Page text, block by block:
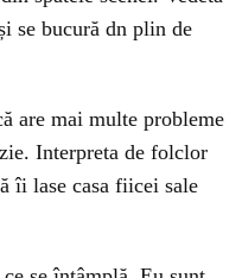
se bucură dn plin de
are mai multe probleme
Interpreta de folclor
îi lase casa fiicei sale